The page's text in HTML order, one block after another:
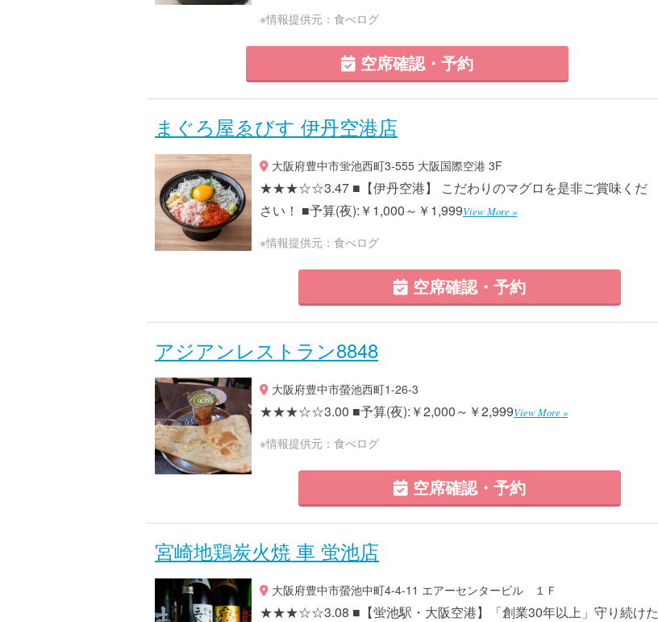
※情報提供元：食べログ
空席確認・予約
まぐろ屋ゑびす 伊丹空港店
大阪府豊中市蛍池西町3-555 大阪国際空港 3F
★★★☆☆3.47 ■【伊丹空港】 こだわりのマグロを是非ご賞味くだ
さい！ ■予算(夜):￥1,000～￥1,999View More »
※情報提供元：食べログ
空席確認・予約
アジアンレストラン8848
大阪府豊中市螢池西町1-26-3
★★★☆☆3.00 ■予算(夜):￥2,000～￥2,999View More »
※情報提供元：食べログ
空席確認・予約
宮崎地鶏炭火焼 車 蛍池店
大阪府豊中市螢池中町4-4-11 エアーセンタービル １Ｆ
★★★☆☆3.08 ■【蛍池駅・大阪空港】「創業30年以上」守り続けた